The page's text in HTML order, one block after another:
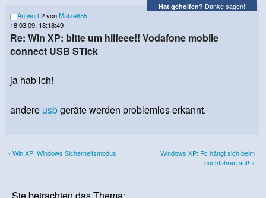
Hat geholfen? Danke sagen!
Antwort2 vonMatze855
18.03.09, 18:18:49
Re: Win XP: bitte um hilfeee!! Vodafone mobile
connect USB STick
ja hab ich!
andere usbgeräte werden problemlos erkannt.
« Win XP: Windows Sicherheitsmodus
Windows XP: Pc hängt sich beim
hochfahren auf! »